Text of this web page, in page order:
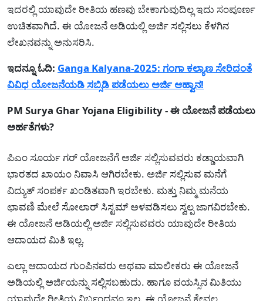
ಇದರಲ್ಲಿ ಯಾವುದೇ ರೀತಿಯ ಹಣವು ಬೇಕಾಗುವುದಿಲ್ಲ ಇದು ಸಂಪೂರ್ಣ
ಉಚಿತವಾಗಿದೆ. ಈ ಯೋಜನೆ ಅಡಿಯಲ್ಲಿ ಅರ್ಜಿ ಸಲ್ಲಿಸಲು ಕೆಳಗಿನ
ಲೇಖನವನ್ನು ಅನುಸರಿಸಿ.
ಇದನ್ನೂ ಓದಿ: Ganga Kalyana-2025: ಗಂಗಾ ಕಲ್ಯಾಣ ಸೇರಿದಂತೆ
ವಿವಿಧ ಯೋಜನೆಯಡಿ ಸಬ್ಸಿಡಿ ಪಡೆಯಲು ಅರ್ಜಿ ಆಹ್ವಾನ!
PM Surya Ghar Yojana Eligibility - ಈ ಯೋಜನೆ ಪಡೆಯಲು
ಅರ್ಹತೆಗಳು?
ಪಿಎಂ ಸೂರ್ಯ ಗರ್ ಯೋಜನೆಗೆ ಅರ್ಜಿ ಸಲ್ಲಿಸುವವರು ಕಡ್ಡಾಯವಾಗಿ
ಭಾರತದ ಖಾಯಂ ನಿವಾಸಿ ಆಗಿರಬೇಕು. ಅರ್ಜಿ ಸಲ್ಲಿಸುವ ಮನೆಗೆ
ವಿದ್ಯುತ್ ಸಂಪರ್ಕ ಖಂಡಿತವಾಗಿ ಇರಬೇಕು. ಮತ್ತು ನಿಮ್ಮ ಮನೆಯ
ಛಾವಣಿ ಮೇಲೆ ಸೋಲಾರ್ ಸಿಸ್ಟಮ್ ಅಳವಡಿಸಲು ಸ್ವಲ್ಪ ಜಾಗವಿರಬೇಕು.
ಈ ಯೋಜನೆ ಅಡಿಯಲ್ಲಿ ಅರ್ಜಿ ಸಲ್ಲಿಸುವವರು ಯಾವುದೇ ರೀತಿಯ
ಆದಾಯದ ಮಿತಿ ಇಲ್ಲ.
ಎಲ್ಲಾ ಆದಾಯದ ಗುಂಪಿನವರು ಅಥವಾ ಮಾಲೀಕರು ಈ ಯೋಜನೆ
ಅಡಿಯಲ್ಲಿ ಅರ್ಜಿಯನ್ನು ಸಲ್ಲಿಸಬಹುದು. ಹಾಗೂ ವಯಸ್ಸಿನ ಮಿತಿಯು
ಯಾವುದೇ ರೀತಿಯ ನಿರ್ಬಂಧವೂ ಇಲ್ಲ. ಈ ಯೋಜನೆ ಕೇವಲ